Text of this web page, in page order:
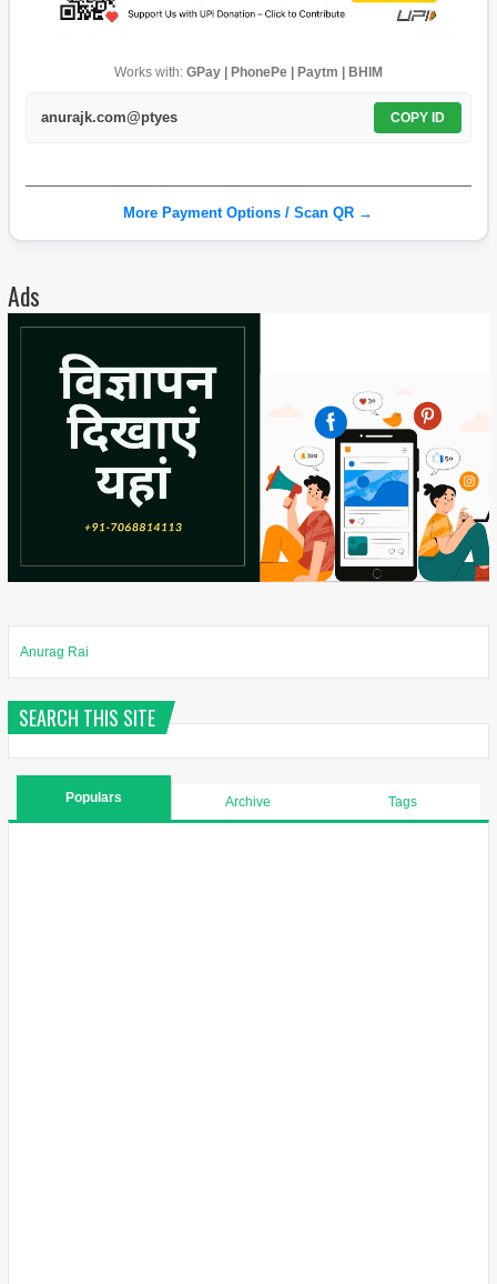
Works with: GPay | PhonePe | Paytm | BHIM
anurajk.com@ptyes COPY ID
More Payment Options / Scan QR →
Ads
Anurag Rai
SEARCH THIS SITE
Populars Archive Tags